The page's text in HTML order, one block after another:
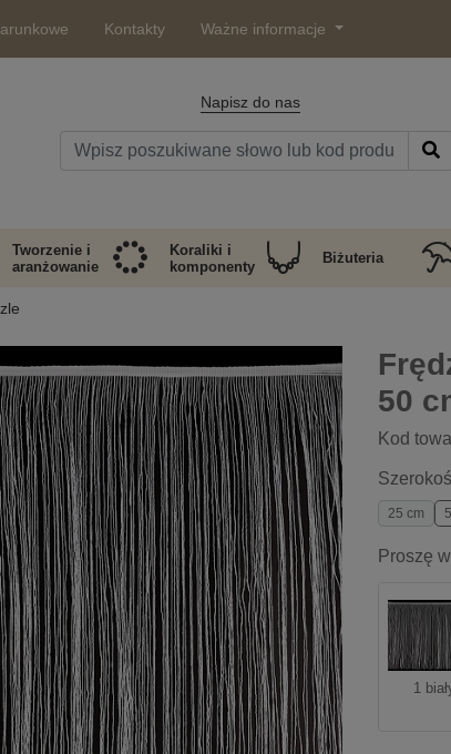
Kontakty Ważne informacje
Napisz do nas
Tworzenie i
aranżowanie
Koraliki i
komponenty
Biżuteria
50
Kod
25 cm
Proszę
1